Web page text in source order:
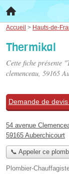
Accueil > Hauts-de-
Thermikal
Cette fiche présente
clemenceau, 59165
Demande de
54 avenue
59165 Auberchicourt
📞 Appeler ce
Plombier-